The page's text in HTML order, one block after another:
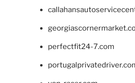
perfectfit24-7.com